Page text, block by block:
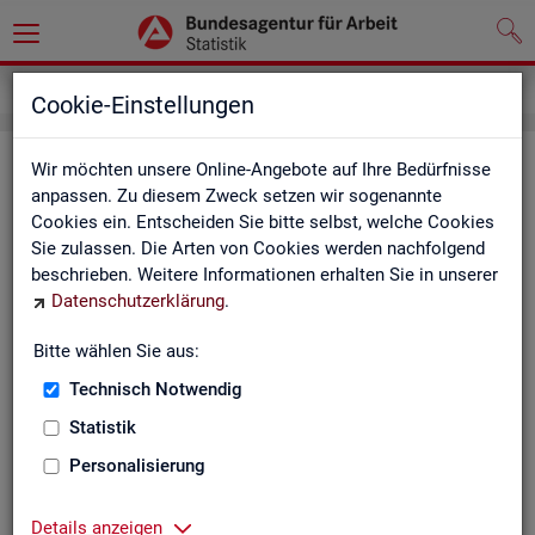
Cookie-Einstellungen
Wir möchten unsere Online-Angebote auf Ihre Bedürfnisse
anpassen. Zu diesem Zweck setzen wir sogenannte
Cookies ein. Entscheiden Sie bitte selbst, welche Cookies
Sie zulassen. Die Arten von Cookies werden nachfolgend
beschrieben. Weitere Informationen erhalten Sie in unserer
Datenschutzerklärung.
Bitte wählen Sie aus:
Technisch Notwendig
Statistik
Personalisierung
Details anzeigen
Im­pres­sum der Sta­tis­tik der Bun­
des­agen­tur für Ar­beit (BA)
In­for­ma­tio­nen über den Her­aus­ge­ber
Im­pres­sum der Bun­des­agen­tur für Ar­beit
Nut­zungs- und Be­zugs­be­din­gun­gen
Co­py­right und Mar­ken­schutz
Die In­hal­te des In­ter­net­auf­tritts der BA sowie die Pro­duk­te
der Sta­tis­tik der BA ste­hen im geis­ti­gen Ei­gen­tum der BA und